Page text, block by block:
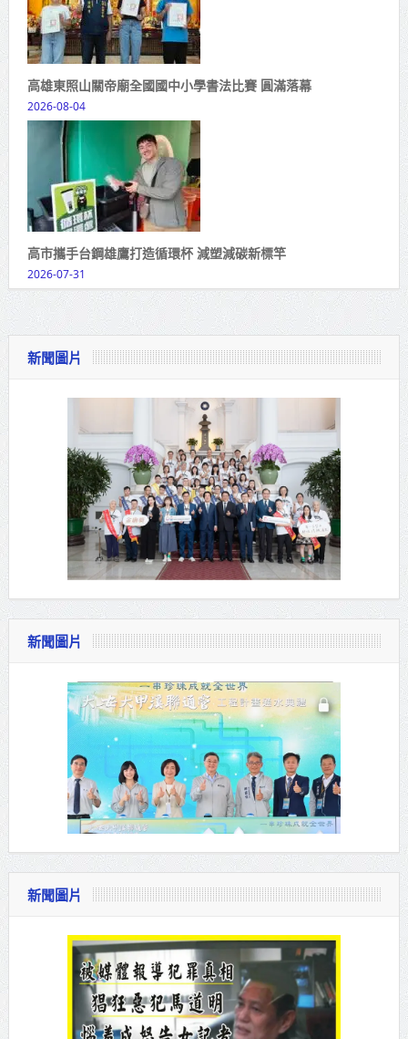
高雄東照山關帝廟全國國中小學書法比賽 圓滿落幕
2026-08-04
高市攜手台鋼雄鷹打造循環杯 減塑減碳新標竿
2026-07-31
新聞圖片
新聞圖片
新聞圖片